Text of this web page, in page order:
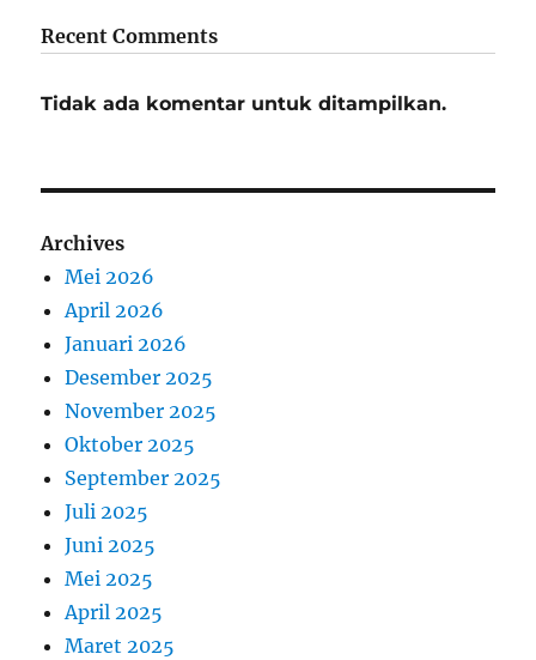
Recent Comments
Tidak ada komentar untuk ditampilkan.
Archives
Mei 2026
April 2026
Januari 2026
Desember 2025
November 2025
Oktober 2025
September 2025
Juli 2025
Juni 2025
Mei 2025
April 2025
Maret 2025